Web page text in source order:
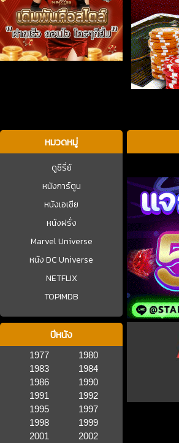
หมวดหมู่
ดูซีรี่ย์
หนังการ์ตูน
หนังเอเชีย
หนังฝรั่ง
Marvel Universe
หนัง DC Universe
NETFLIX
TOPIMDB
ปีหนัง
1977
1980
1983
1984
1986
1990
1991
1992
1995
1997
1998
1999
2001
2002